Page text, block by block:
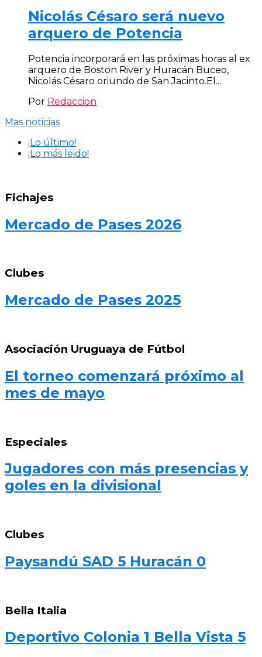
Nicolás Césaro será nuevo
arquero de Potencia
Potencia incorporará en las próximas horas al ex
arquero de Boston River y Huracán Buceo,
Nicolás Césaro oriundo de San Jacinto.El...
Por Redaccion
Mas noticias
¡Lo último!
¡Lo más leido!
Fichajes
Mercado de Pases 2026
Clubes
Mercado de Pases 2025
Asociación Uruguaya de Fútbol
El torneo comenzará próximo al
mes de mayo
Especiales
Jugadores con más presencias y
goles en la divisional
Clubes
Paysandú SAD 5 Huracán 0
Bella Italia
Deportivo Colonia 1 Bella Vista 5